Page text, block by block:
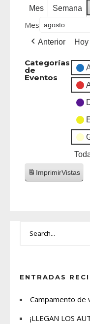
Mes Semana
Mes
Anterior Hoy
Categorías
de
Eventos
ImprimirVistas
ENTRADAS
Campamento de
¡LLEGAN LOS